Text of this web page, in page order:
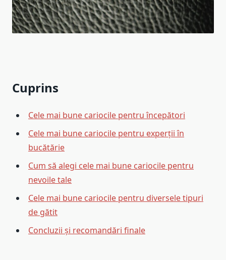
Cuprins
Cele mai bune cariocile pentru începători
Cele mai bune cariocile pentru experții în
bucătărie
Cum să alegi cele mai bune cariocile pentru
nevoile tale
Cele mai bune cariocile pentru diversele tipuri
de gătit
Concluzii și recomandări finale